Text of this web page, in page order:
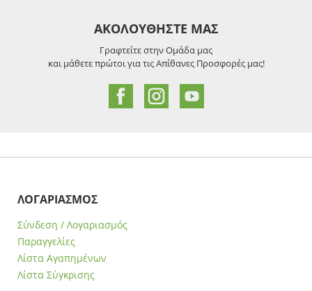
ΑΚΟΛΟΥΘΗΣΤΕ ΜΑΣ
Γραφτείτε στην Ομάδα μας
και μάθετε πρώτοι για τις Απίθανες Προσφορές μας!
ΛΟΓΑΡΙΑΣΜΟΣ
Σύνδεση / Λογαριασμός
Παραγγελίες
Λίστα Αγαπημένων
Λίστα Σύγκρισης